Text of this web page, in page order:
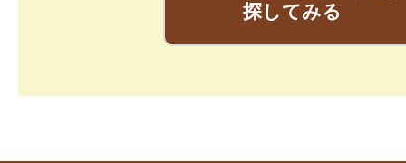
探してみる